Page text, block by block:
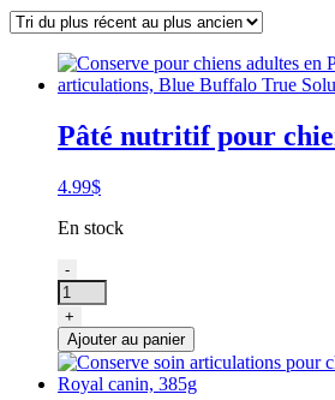
Pâté nutritif pour
4.99$
En stock
quantité
de
Conserve
pour
chiens
adultes
-
+
Ajouter au panier